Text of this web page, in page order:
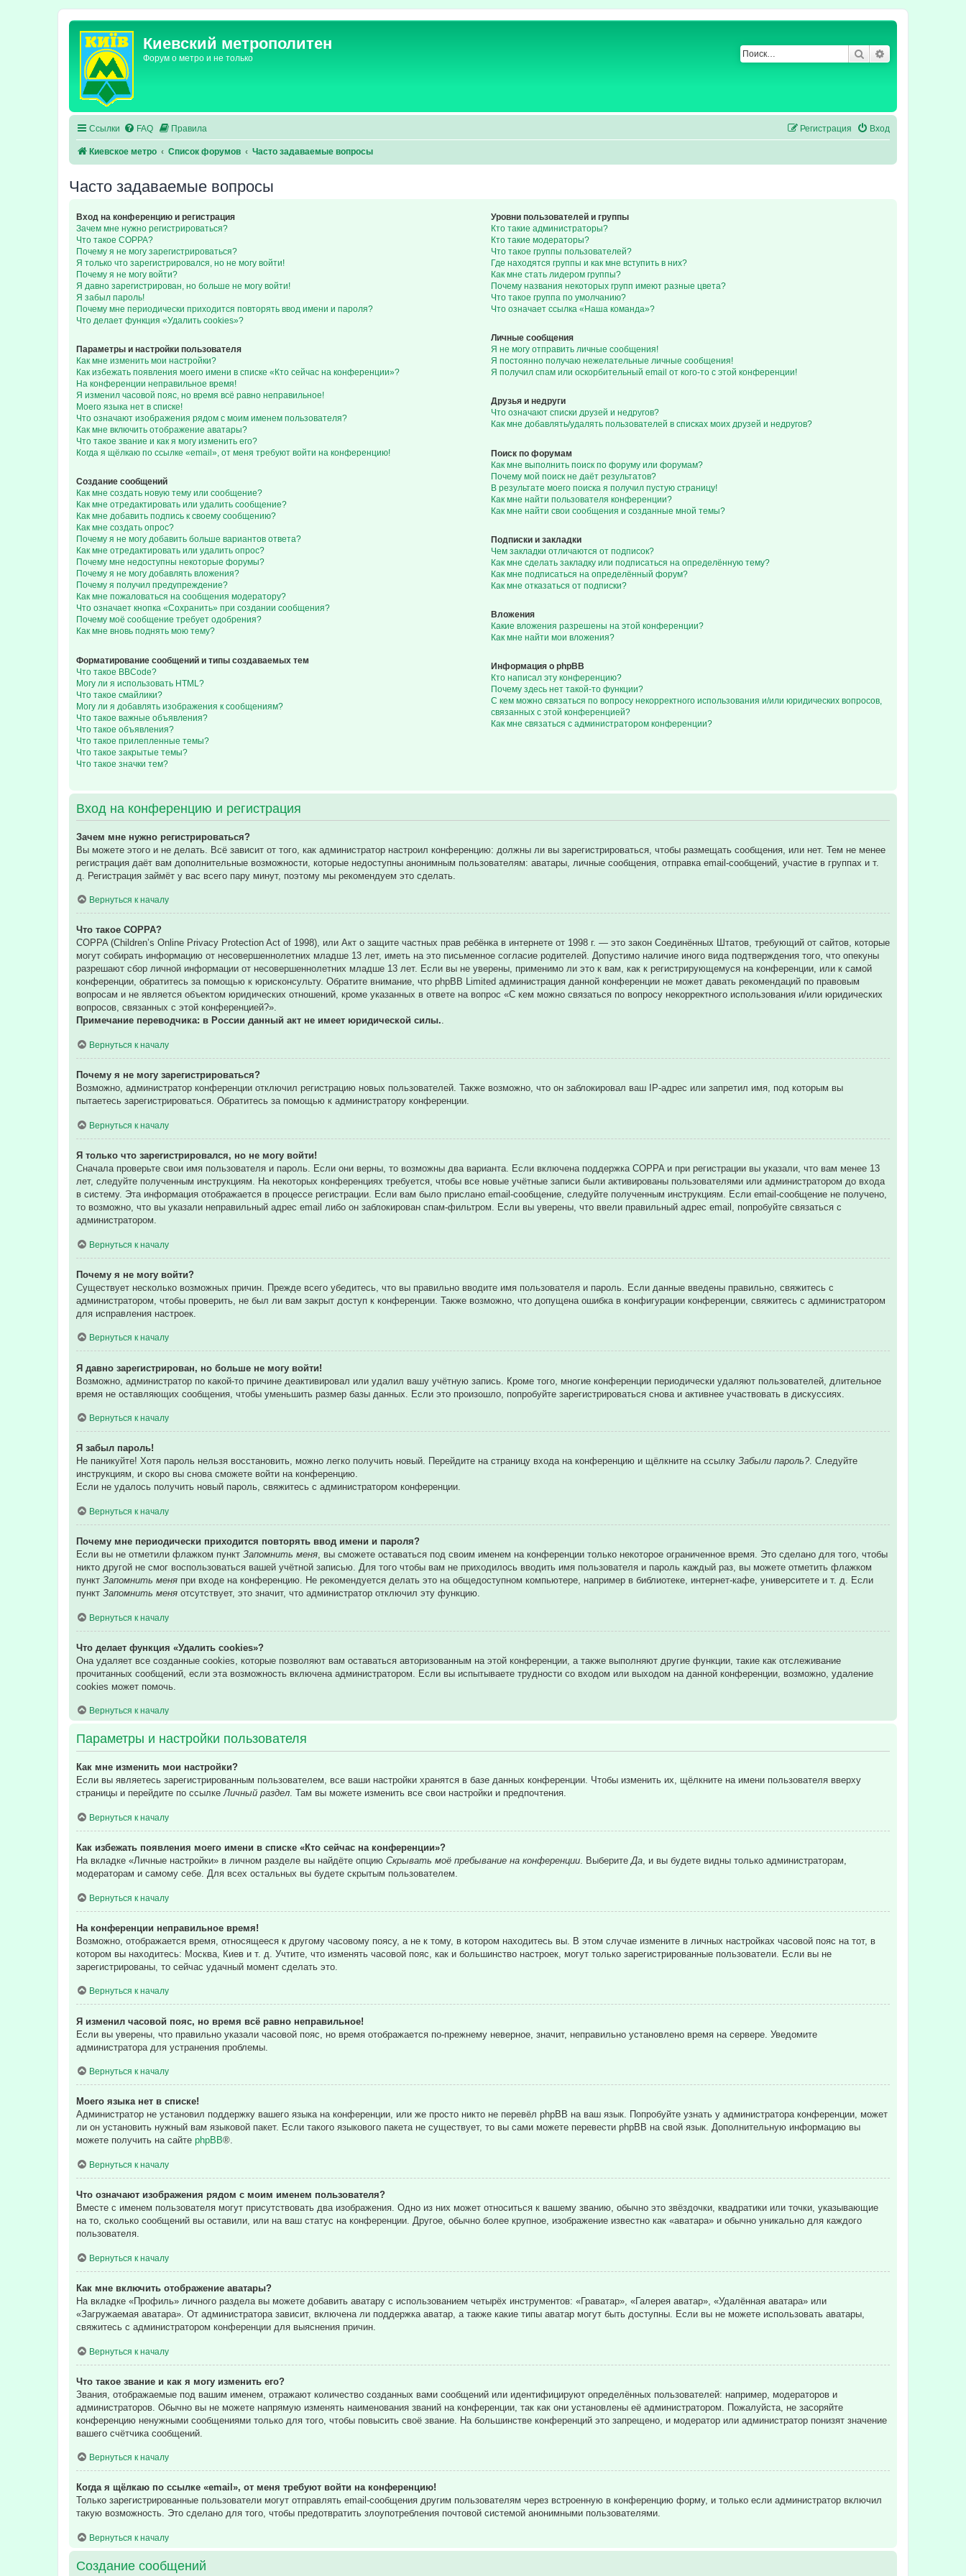
Киевский метрополитен
Форум о метро и не только Поиск
Ссылки FAQ Правила Вход
Регистрация
Киевское метро Список форумов Часто задаваемые вопросы
Часто задаваемые вопросы
Вход на конференцию и регистрация
Зачем мне нужно регистрироваться?
Что такое COPPA?
Почему я не могу зарегистрироваться?
Я только что зарегистрировался, но не могу войти!
Почему я не могу войти?
Я давно зарегистрирован, но больше не могу войти!
Я забыл пароль!
Почему мне периодически приходится повторять ввод имени и пароля?
Что делает функция «Удалить cookies»?
Параметры и настройки пользователя
Как мне изменить мои настройки?
Как избежать появления моего имени в списке «Кто сейчас на конференции»?
На конференции неправильное время!
Я изменил часовой пояс, но время всё равно неправильное!
Моего языка нет в списке!
Что означают изображения рядом с моим именем пользователя?
Как мне включить отображение аватары?
Что такое звание и как я могу изменить его?
Когда я щёлкаю по ссылке «email», от меня требуют войти на конференцию!
Создание сообщений
Как мне создать новую тему или сообщение?
Как мне отредактировать или удалить сообщение?
Как мне добавить подпись к своему сообщению?
Как мне создать опрос?
Почему я не могу добавить больше вариантов ответа?
Как мне отредактировать или удалить опрос?
Почему мне недоступны некоторые форумы?
Почему я не могу добавлять вложения?
Почему я получил предупреждение?
Как мне пожаловаться на сообщения модератору?
Что означает кнопка «Сохранить» при создании сообщения?
Почему моё сообщение требует одобрения?
Как мне вновь поднять мою тему?
Форматирование сообщений и типы создаваемых тем
Что такое BBCode?
Могу ли я использовать HTML?
Что такое смайлики?
Могу ли я добавлять изображения к сообщениям?
Что такое важные объявления?
Что такое объявления?
Что такое прилепленные темы?
Что такое закрытые темы?
Что такое значки тем?
Уровни пользователей и группы
Кто такие администраторы?
Кто такие модераторы?
Что такое группы пользователей?
Где находятся группы и как мне вступить в них?
Как мне стать лидером группы?
Почему названия некоторых групп имеют разные цвета?
Что такое группа по умолчанию?
Что означает ссылка «Наша команда»?
Личные сообщения
Я не могу отправить личные сообщения!
Я постоянно получаю нежелательные личные сообщения!
Я получил спам или оскорбительный email от кого-то с этой конференции!
Друзья и недруги
Что означают списки друзей и недругов?
Как мне добавлять/удалять пользователей в списках моих друзей и недругов?
Поиск по форумам
Как мне выполнить поиск по форуму или форумам?
Почему мой поиск не даёт результатов?
В результате моего поиска я получил пустую страницу!
Как мне найти пользователя конференции?
Как мне найти свои сообщения и созданные мной темы?
Подписки и закладки
Чем закладки отличаются от подписок?
Как мне сделать закладку или подписаться на определённую тему?
Как мне подписаться на определённый форум?
Как мне отказаться от подписки?
Вложения
Какие вложения разрешены на этой конференции?
Как мне найти мои вложения?
Информация о phpBB
Кто написал эту конференцию?
Почему здесь нет такой-то функции?
С кем можно связаться по вопросу некорректного использования и/или юридических вопросов,
связанных с этой конференцией?
Как мне связаться с администратором конференции?
Вход на конференцию и регистрация
Зачем мне нужно регистрироваться?
Вы можете этого и не делать. Всё зависит от того, как администратор настроил конференцию: должны ли вы зарегистрироваться, чтобы размещать сообщения, или нет. Тем не менее
регистрация даёт вам дополнительные возможности, которые недоступны анонимным пользователям: аватары, личные сообщения, отправка email-сообщений, участие в группах и т.
д. Регистрация займёт у вас всего пару минут, поэтому мы рекомендуем это сделать.
Вернуться к началу
Что такое COPPA?
COPPA (Children’s Online Privacy Protection Act of 1998), или Акт о защите частных прав ребёнка в интернете от 1998 г. — это закон Соединённых Штатов, требующий от сайтов, которые
могут собирать информацию от несовершеннолетних младше 13 лет, иметь на это письменное согласие родителей. Допустимо наличие иного вида подтверждения того, что опекуны
разрешают сбор личной информации от несовершеннолетних младше 13 лет. Если вы не уверены, применимо ли это к вам, как к регистрирующемуся на конференции, или к самой
конференции, обратитесь за помощью к юрисконсульту. Обратите внимание, что phpBB Limited администрация данной конференции не может давать рекомендаций по правовым
вопросам и не является объектом юридических отношений, кроме указанных в ответе на вопрос «С кем можно связаться по вопросу некорректного использования и/или юридических
вопросов, связанных с этой конференцией?».
Примечание переводчика: в России данный акт не имеет юридической силы..
Вернуться к началу
Почему я не могу зарегистрироваться?
Возможно, администратор конференции отключил регистрацию новых пользователей. Также возможно, что он заблокировал ваш IP-адрес или запретил имя, под которым вы
пытаетесь зарегистрироваться. Обратитесь за помощью к администратору конференции.
Вернуться к началу
Я только что зарегистрировался, но не могу войти!
Сначала проверьте свои имя пользователя и пароль. Если они верны, то возможны два варианта. Если включена поддержка COPPA и при регистрации вы указали, что вам менее 13
лет, следуйте полученным инструкциям. На некоторых конференциях требуется, чтобы все новые учётные записи были активированы пользователями или администратором до входа
в систему. Эта информация отображается в процессе регистрации. Если вам было прислано email-сообщение, следуйте полученным инструкциям. Если email-сообщение не получено,
то возможно, что вы указали неправильный адрес email либо он заблокирован спам-фильтром. Если вы уверены, что ввели правильный адрес email, попробуйте связаться с
администратором.
Вернуться к началу
Почему я не могу войти?
Существует несколько возможных причин. Прежде всего убедитесь, что вы правильно вводите имя пользователя и пароль. Если данные введены правильно, свяжитесь с
администратором, чтобы проверить, не был ли вам закрыт доступ к конференции. Также возможно, что допущена ошибка в конфигурации конференции, свяжитесь с администратором
для исправления настроек.
Вернуться к началу
Я давно зарегистрирован, но больше не могу войти!
Возможно, администратор по какой-то причине деактивировал или удалил вашу учётную запись. Кроме того, многие конференции периодически удаляют пользователей, длительное
время не оставляющих сообщения, чтобы уменьшить размер базы данных. Если это произошло, попробуйте зарегистрироваться снова и активнее участвовать в дискуссиях.
Вернуться к началу
Я забыл пароль!
Не паникуйте! Хотя пароль нельзя восстановить, можно легко получить новый. Перейдите на страницу входа на конференцию и щёлкните на ссылку Забыли пароль?. Следуйте
инструкциям, и скоро вы снова сможете войти на конференцию.
Если не удалось получить новый пароль, свяжитесь с администратором конференции.
Вернуться к началу
Почему мне периодически приходится повторять ввод имени и пароля?
Если вы не отметили флажком пункт Запомнить меня, вы сможете оставаться под своим именем на конференции только некоторое ограниченное время. Это сделано для того, чтобы
никто другой не смог воспользоваться вашей учётной записью. Для того чтобы вам не приходилось вводить имя пользователя и пароль каждый раз, вы можете отметить флажком
пункт Запомнить меня при входе на конференцию. Не рекомендуется делать это на общедоступном компьютере, например в библиотеке, интернет-кафе, университете и т. д. Если
пункт Запомнить меня отсутствует, это значит, что администратор отключил эту функцию.
Вернуться к началу
Что делает функция «Удалить cookies»?
Она удаляет все созданные cookies, которые позволяют вам оставаться авторизованным на этой конференции, а также выполняют другие функции, такие как отслеживание
прочитанных сообщений, если эта возможность включена администратором. Если вы испытываете трудности со входом или выходом на данной конференции, возможно, удаление
cookies может помочь.
Вернуться к началу
Параметры и настройки пользователя
Как мне изменить мои настройки?
Если вы являетесь зарегистрированным пользователем, все ваши настройки хранятся в базе данных конференции. Чтобы изменить их, щёлкните на имени пользователя вверху
страницы и перейдите по ссылкеЛичный раздел. Там вы можете изменить все свои настройки и предпочтения.
Вернуться к началу
Как избежать появления моего имени в списке «Кто сейчас на конференции»?
На вкладке «Личные настройки» в личном разделе вы найдёте опцию Скрывать моё пребывание на конференции. ВыберитеДа, и вы будете видны только администраторам,
модераторам и самому себе. Для всех остальных вы будете скрытым пользователем.
Вернуться к началу
На конференции неправильное время!
Возможно, отображается время, относящееся к другому часовому поясу, а не к тому, в котором находитесь вы. В этом случае измените в личных настройках часовой пояс на тот, в
котором вы находитесь: Москва, Киев и т. д. Учтите, что изменять часовой пояс, как и большинство настроек, могут только зарегистрированные пользователи. Если вы не
зарегистрированы, то сейчас удачный момент сделать это.
Вернуться к началу
Я изменил часовой пояс, но время всё равно неправильное!
Если вы уверены, что правильно указали часовой пояс, но время отображается по-прежнему неверное, значит, неправильно установлено время на сервере. Уведомите
администратора для устранения проблемы.
Вернуться к началу
Моего языка нет в списке!
Администратор не установил поддержку вашего языка на конференции, или же просто никто не перевёл phpBB на ваш язык. Попробуйте узнать у администратора конференции, может
ли он установить нужный вам языковой пакет. Если такого языкового пакета не существует, то вы сами можете перевести phpBB на свой язык. Дополнительную информацию вы
можете получить на сайте phpBB®.
Вернуться к началу
Что означают изображения рядом с моим именем пользователя?
Вместе с именем пользователя могут присутствовать два изображения. Одно из них может относиться к вашему званию, обычно это звёздочки, квадратики или точки, указывающие
на то, сколько сообщений вы оставили, или на ваш статус на конференции. Другое, обычно более крупное, изображение известно как «аватара» и обычно уникально для каждого
пользователя.
Вернуться к началу
Как мне включить отображение аватары?
На вкладке «Профиль» личного раздела вы можете добавить аватару с использованием четырёх инструментов: «Граватар», «Галерея аватар», «Удалённая аватара» или
«Загружаемая аватара». От администратора зависит, включена ли поддержка аватар, а также какие типы аватар могут быть доступны. Если вы не можете использовать аватары,
свяжитесь с администратором конференции для выяснения причин.
Вернуться к началу
Что такое звание и как я могу изменить его?
Звания, отображаемые под вашим именем, отражают количество созданных вами сообщений или идентифицируют определённых пользователей: например, модераторов и
администраторов. Обычно вы не можете напрямую изменять наименования званий на конференции, так как они установлены её администратором. Пожалуйста, не засоряйте
конференцию ненужными сообщениями только для того, чтобы повысить своё звание. На большинстве конференций это запрещено, и модератор или администратор понизят значение
вашего счётчика сообщений.
Вернуться к началу
Когда я щёлкаю по ссылке «email», от меня требуют войти на конференцию!
Только зарегистрированные пользователи могут отправлять email-сообщения другим пользователям через встроенную в конференцию форму, и только если администратор включил
такую возможность. Это сделано для того, чтобы предотвратить злоупотребления почтовой системой анонимными пользователями.
Вернуться к началу
Создание сообщений